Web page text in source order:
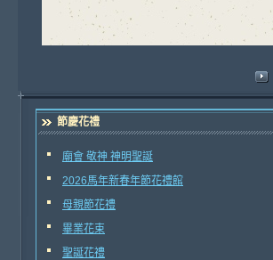
節慶花禮
廟會 敬神 神明聖誕
2026馬年新春年節花禮館
母親節花禮
畢業花束
聖誕花禮